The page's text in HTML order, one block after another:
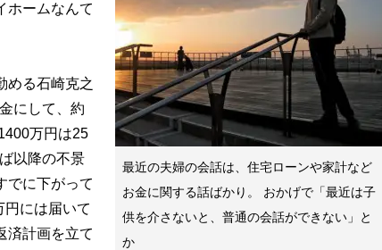
最近の夫婦の会話は、住宅ローンや家計など
お金に関する話ばかり。 おかげで「最近は子
供を介さないと、普通の会話ができない」と
か
ホームなんて
める石崎克之
にして、約
万円は25
以降の不景
でに下がって
には届いて
済計画を立て